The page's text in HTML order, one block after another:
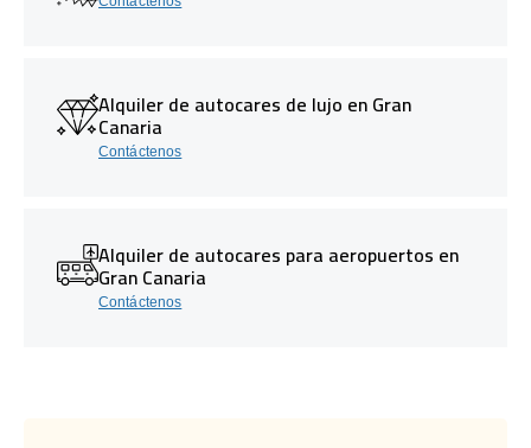
Alquiler de autocares de lujo en Gran
Canaria
Contáctenos
Alquiler de autocares para aeropuertos en
Gran Canaria
Contáctenos